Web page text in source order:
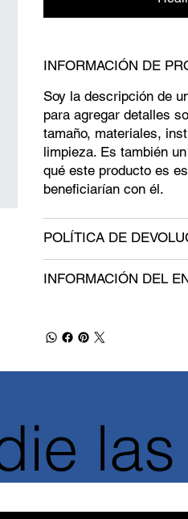
INFORMACIÓN DE
Soy la descripción de
para agregar detalles
tamaño, materiales,
limpieza. Es también
qué este producto es
beneficiarían con él.
POLÍTICA DE
INFORMACIÓN DEL
las